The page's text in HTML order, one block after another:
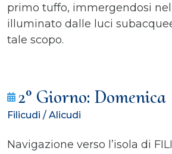
primo tuffo, immergendosi
illuminato dalle luci
tale scopo.
2° Giorno: Domenica
Filicudi / Alicudi
Navigazione verso l’isola di